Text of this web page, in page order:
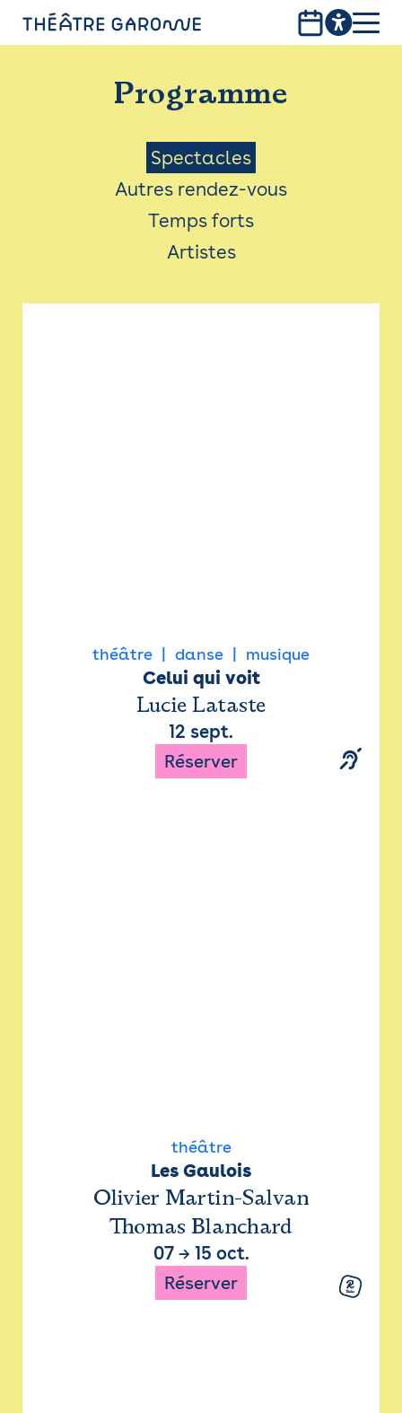
PROGRAMME
INFOS PRATIQUES
AVEC LES PUBLICS
ACCESSIBILITÉ
LES PRODUCTIONS
Programme
Menu
Saison
Spectacles
Autres rendez-vous
Temps forts
Artistes
théâtre danse musique
Celui qui voit
Lucie Lataste
12 sept.
Réserver
théâtre
Les Gaulois
Olivier Martin-Salvan
Thomas Blanchard
07→ 15 oct.
Réserver